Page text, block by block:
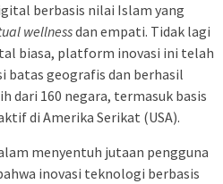
berbasis nilai Islam yang
wellnessdan empati. Tidak lagi
biasa, platform inovasi ini telah
batas geografis dan berhasil
dari 160 negara, termasuk basis
di Amerika Serikat (USA).
menyentuh jutaan pengguna
inovasi teknologi berbasis